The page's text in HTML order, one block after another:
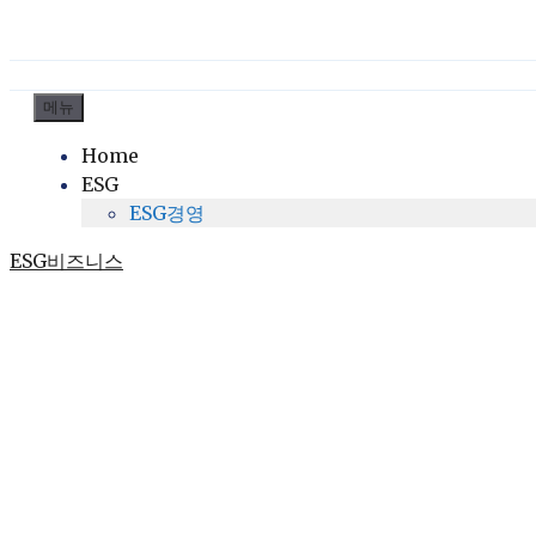
너
뛰
메뉴
Home
ESG
ESG경영
ESG비즈니스